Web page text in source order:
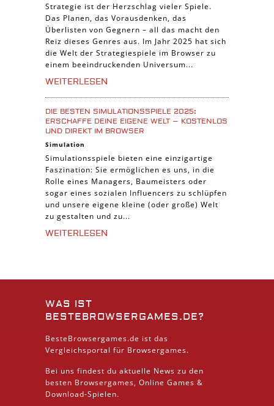
Strategie ist der Herzschlag vieler Spiele.
Das Planen, das Vorausdenken, das
Überlisten von Gegnern – all das macht den
Reiz dieses Genres aus. Im Jahr 2025 hat sich
die Welt der Strategiespiele im Browser zu
einem beeindruckenden Universum...
WEITERLESEN
DIE BESTEN SIMULATIONSSPIELE 2025:
ERSCHAFFE DEINE EIGENE WELT – KOSTENLOS
UND DIREKT IM BROWSER
Simulation
Simulationsspiele bieten eine einzigartige
Faszination: Sie ermöglichen es uns, in die
Rolle eines Managers, Baumeisters oder
sogar eines sozialen Influencers zu schlüpfen
und unsere eigene kleine (oder große) Welt
zu gestalten und zu...
WEITERLESEN
WAS IST
BESTEBROWSERGAMES.DE?
BesteBrowsergames.de ist das
Vergleichsportal für Browsergames.
Bei uns findest du aktuelle News zu den
besten Browsergames, Online Games &
Download-Spielen.